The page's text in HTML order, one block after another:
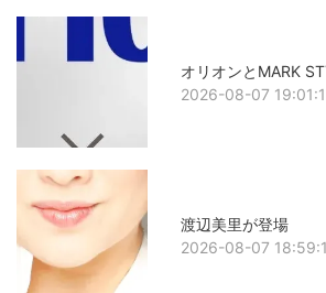
オリオンとMARK
2026-08-07
渡辺美里が登場
2026-08-07